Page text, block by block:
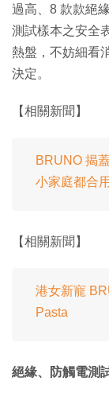
過高、8 款款絕
測試樣本之安全
熱盤，不妨細看
決定。
【相關新聞】
BRUNO 揭
小家庭都合用
【相關新聞】
港女新寵
Pasta
絕緣、防觸電測